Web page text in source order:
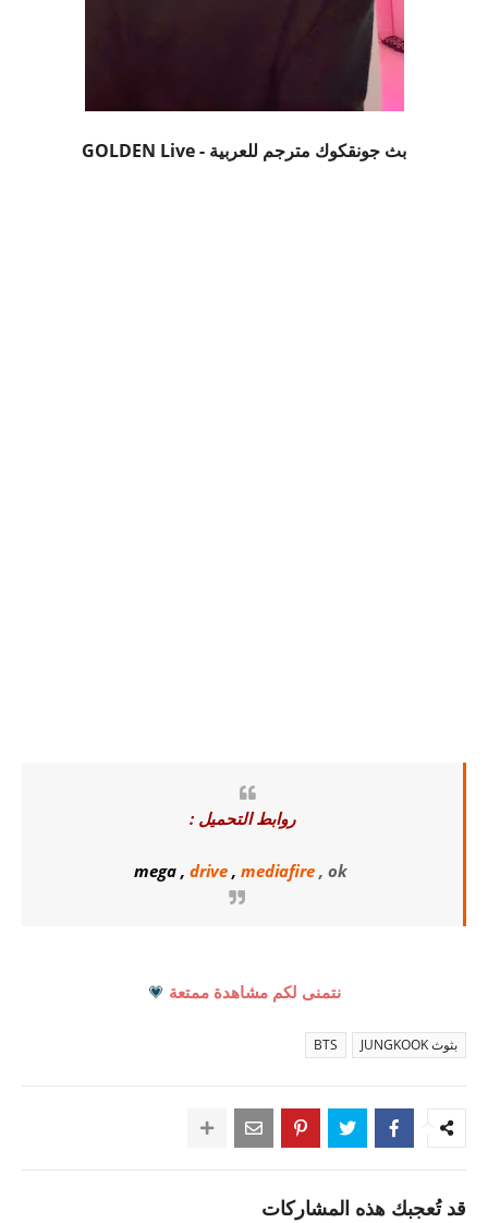
بث جونقكوك مترجم للعربية - GOLDEN Live
روابط التحميل :
mega , drive , mediafire, ok
نتمنى لكم مشاهدة ممتعة 💗
بثوث JUNGKOOK BTS
قد تُعجبك هذه المشاركات